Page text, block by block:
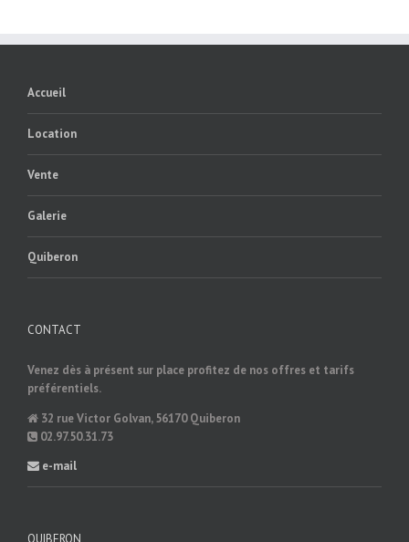
Accueil
Location
Vente
Galerie
Quiberon
CONTACT
Venez dès à présent sur place profitez de nos offres et tarifs
préférentiels.
32 rue Victor Golvan, 56170 Quiberon
02.97.50.31.73
e-mail